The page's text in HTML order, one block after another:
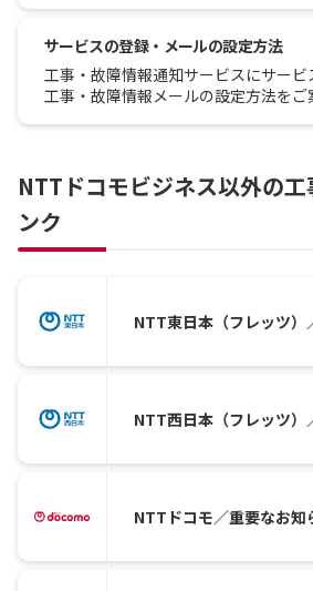
サービスの登録・メールの設定方法
工事・故障情報通知サービスにサー
工事・故障情報メールの設定方法をご
NTTドコモビジネス以外の工
ンク
NTT東日本（フレッツ）
NTT西日本（フレッツ）
NTTドコモ／重要なお知